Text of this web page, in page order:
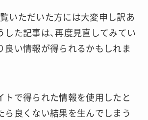
いただいた方には大変申し訳あ
した記事は、再度見直してみてい
良い情報が得られるかもしれま
トで得られた情報を使用したと
ら良くない結果を生んでしまう